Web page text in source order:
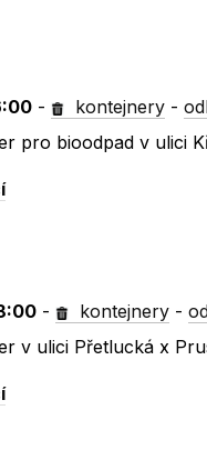
- kontejnery -
pro bioodpad v ulici
- kontejnery -
v ulici Přetlucká x